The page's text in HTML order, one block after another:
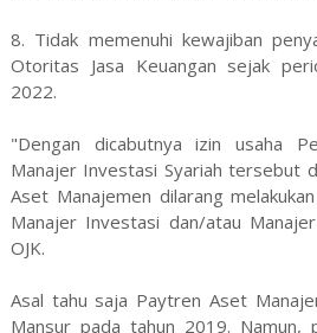
8. Tidak memenuhi kewajiban
Otoritas Jasa Keuangan sejak
2022.
"Dengan dicabutnya izin usaha
Manajer Investasi Syariah tersebut
Aset Manajemen dilarang
Manajer Investasi dan/atau
OJK.
Asal tahu saja Paytren Aset
Mansur pada tahun 2019. Namun,